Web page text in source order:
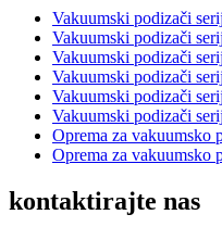
Vakuumski podizači
Vakuumski podizači
Vakuumski podizači
Vakuumski podizači
Vakuumski podizači
Vakuumski podizači
Oprema za vakuumsko
Oprema za vakuumsko
kontaktirajte nas